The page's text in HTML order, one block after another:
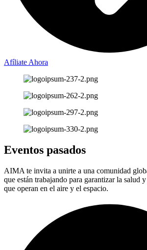
Afíliate Ahora
Eventos pasados
AIMA te invita a unirte a una comunidad
que están trabajando para garantizar la salud
que operan en el aire y el espacio.